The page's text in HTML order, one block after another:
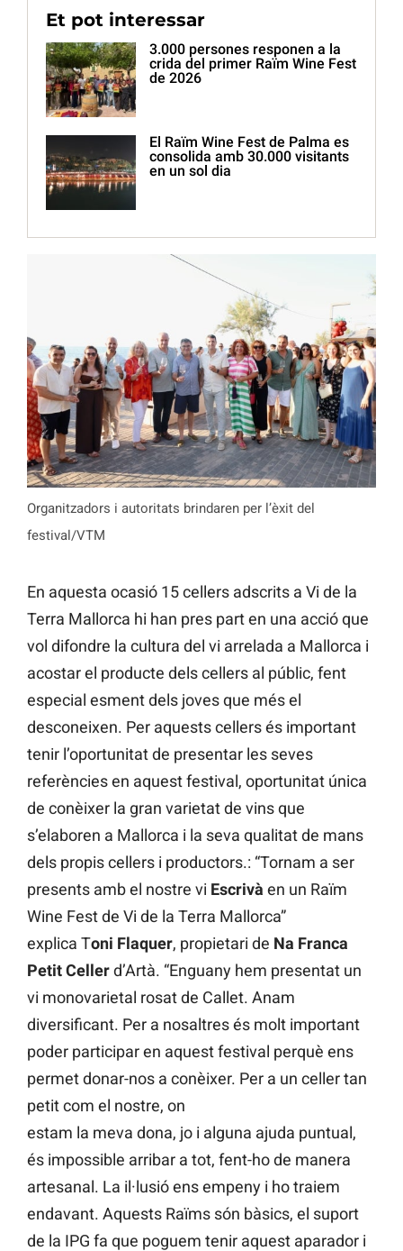
Et pot interessar
3.000 persones responen a la
crida del primer Raïm Wine Fest
de 2026
El Raïm Wine Fest de Palma es
consolida amb 30.000 visitants
en un sol dia
Organitzadors i autoritats brindaren per l’èxit del
festival/VTM
En aquesta ocasió 15 cellers adscrits a Vi de la
Terra Mallorca hi han pres part en una acció que
vol difondre la cultura del vi arrelada a Mallorca i
acostar el producte dels cellers al públic, fent
especial esment dels joves que més el
desconeixen. Per aquests cellers és important
tenir l’oportunitat de presentar les seves
referències en aquest festival, oportunitat única
de conèixer la gran varietat de vins que
s’elaboren a Mallorca i la seva qualitat de mans
dels propis cellers i productors.: “Tornam a ser
presents amb el nostre vi Escrivà en un Raïm
Wine Fest de Vi de la Terra Mallorca”
explica Toni Flaquer, propietari de Na Franca
Petit Cellerd’Artà. “Enguany hem presentat un
vi monovarietal rosat de Callet. Anam
diversificant. Per a nosaltres és molt important
poder participar en aquest festival perquè ens
permet donar-nos a conèixer. Per a un celler tan
petit com el nostre, on
estam la meva dona, jo i alguna ajuda puntual,
és impossible arribar a tot, fent-ho de manera
artesanal. La il·lusió ens empeny i ho traiem
endavant. Aquests Raïms són bàsics, el suport
de la IPG fa que poguem tenir aquest aparador i